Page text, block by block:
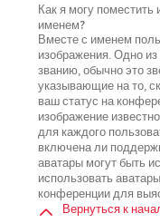
Как я могу
именем?
Вместе с именем
изображения. Одно
званию, обычно это
указывающие на то,
ваш статус на
изображение
для каждого
включена ли
аватары могут быть
использовать
конференции для
Вернуться к